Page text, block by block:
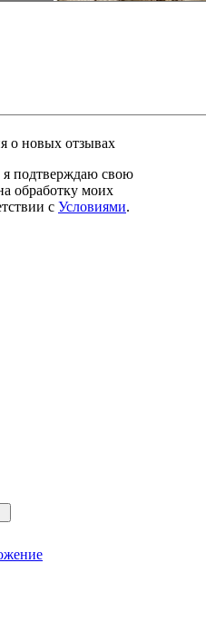
о новых отзывах
подтверждаю свою
обработку моих
с Условиями.